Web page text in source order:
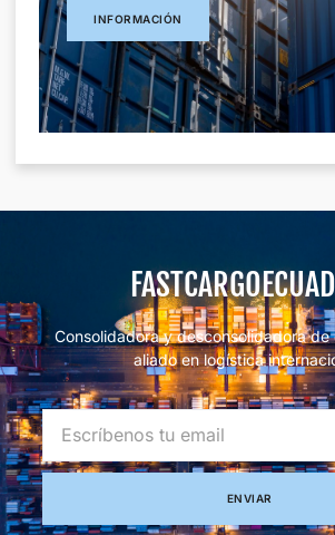
INFORMACIÓN
Consolidadora y desconsolidadora
aliado en logística
ENVIAR